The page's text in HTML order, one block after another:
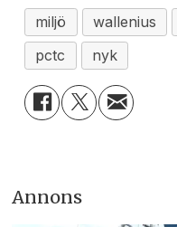
miljö wallenius
pctc
nyk
Annons